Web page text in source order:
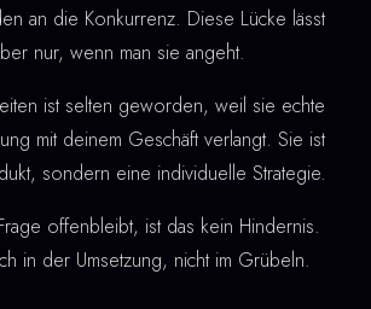
an die Konkurrenz. Diese Lücke lässt
nur, wenn man sie angeht.
ist selten geworden, weil sie echte
mit deinem Geschäft verlangt. Sie ist
sondern eine individuelle Strategie.
offenbleibt, ist das kein Hindernis.
in der Umsetzung, nicht im Grübeln.